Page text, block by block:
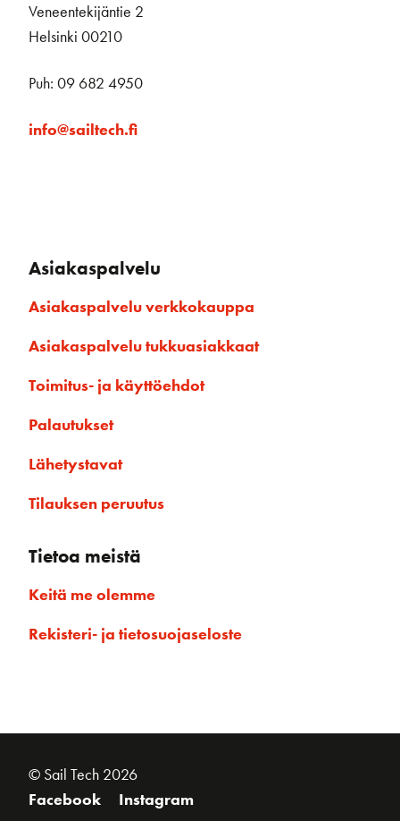
Veneentekijäntie 2
Helsinki 00210
Puh: 09 682 4950
info@sailtech.fi
Asiakaspalvelu
Asiakaspalvelu verkkokauppa
Asiakaspalvelu tukkuasiakkaat
Toimitus- ja käyttöehdot
Palautukset
Lähetystavat
Tilauksen peruutus
Tietoa meistä
Keitä me olemme
Rekisteri- ja tietosuojaseloste
© Sail Tech 2026
Facebook
Instagram